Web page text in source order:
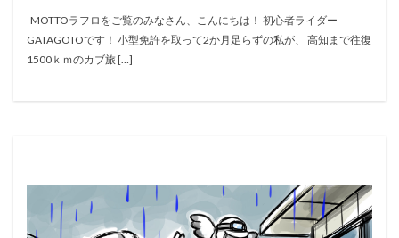
MOTTOラフロをご覧のみなさん、こんにちは！ 初心者ライダー
GATAGOTOです！ 小型免許を取って2か月足らずの私が、 高知まで往復
1500ｋｍのカブ旅 […]